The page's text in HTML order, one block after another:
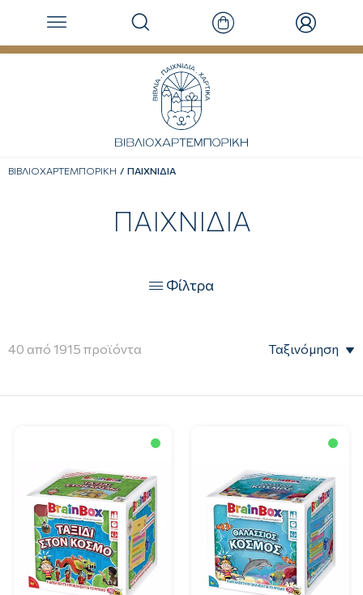
ΒΙΒΛΙΟΧΑΡΤΕΜΠΟΡΙΚΗ ΠΑΙΧΝΙΔΙΑ
ΠΑΙΧΝΙΔΙΑ
 Φίλτρα
40 από 1915 προϊόντα Ταξινόμηση